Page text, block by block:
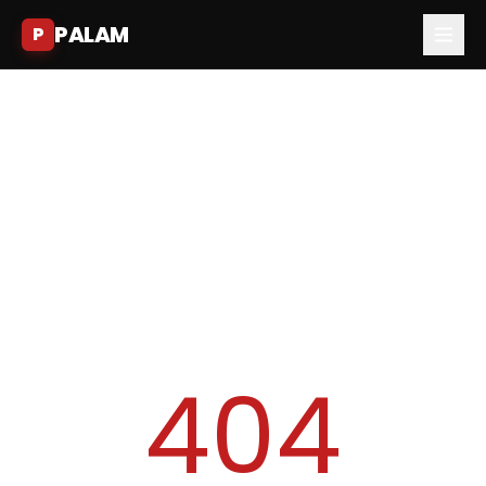
P PALAM
404